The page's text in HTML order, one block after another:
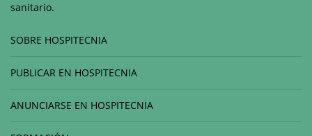
sanitario.
SOBRE HOSPITECNIA
PUBLICAR EN HOSPITECNIA
ANUNCIARSE EN HOSPITECNIA